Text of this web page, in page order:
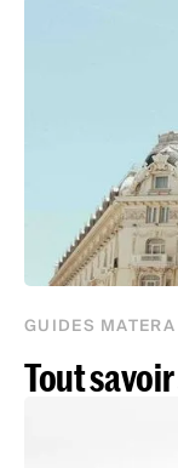
GUIDES MATERA
Tout